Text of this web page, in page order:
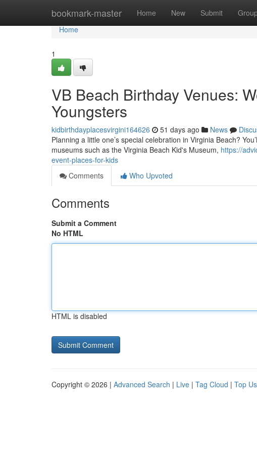
bookmark-master Home New Submit
Home
Home
1
VB Beach Birthday Venues:
Youngsters
kidbirthdayplacesvirgini164626 51 days ago News
Planning a little one’s special celebration in Virginia Beach?
museums such as the Virginia Beach Kid's Museum, https://
event-places-for-kids
Comments
Who Upvoted
Comments
Submit a Comment
No HTML
HTML is disabled
Copyright © 2026 | Advanced Search | Live | Tag Cloud | Top